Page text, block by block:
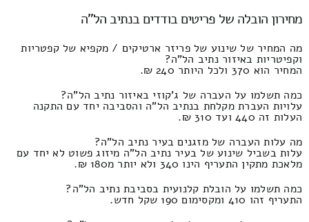
מחירון הובלה של פריטים בודדים בנתיב הל"ה
מה המחיר של שינוע של פריזר ארטיקים / מקפיא של קפטריות
וקפיטריות באיזור נתיב הל"ה?
המחיר הוא 370 ולכל היותר 240 ₪.
כמה תשלמו על העברה של ג'קוזי באיזור נתיב הל"ה?
עלויות העברת מקלחת בנתיב הל"ה והסביבה יחד עם התקנה
העלות זה 440 ועד 310 ₪.
מה עלות העברה של מזגנים בעיר נתיב הל"ה?
עלות בשביל שינוע של בעיר נתיב הל"ה מיזוג פשוט לא יחד עם
מלאכת מתקין התעריף הינו 340 ולא יותר מ180 ₪.
כמה תשלמו על הובלת קלנועית בסביבת נתיב הל"ה?
התעריף זהו 410 ומקסימום 190 שקל חדש.